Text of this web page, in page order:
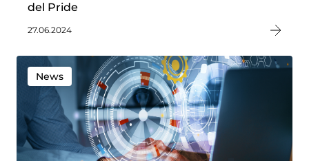
del Pride
27.06.2024
News